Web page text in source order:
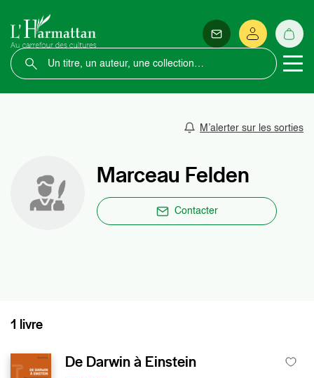
M’alerter sur les sorties
Marceau Felden
Contacter
1 livre
De Darwin à Einstein